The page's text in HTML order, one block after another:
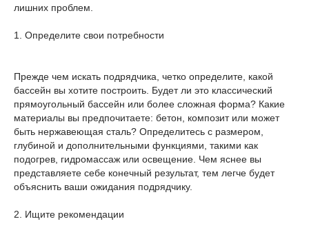
лишних проблем.
1. Определите свои потребности
Прежде чем искать подрядчика, четко определите, какой
бассейн вы хотите построить. Будет ли это классический
прямоугольный бассейн или более сложная форма? Какие
материалы вы предпочитаете: бетон, композит или может
быть нержавеющая сталь? Определитесь с размером,
глубиной и дополнительными функциями, такими как
подогрев, гидромассаж или освещение. Чем яснее вы
представляете себе конечный результат, тем легче будет
объяснить ваши ожидания подрядчику.
2. Ищите рекомендации